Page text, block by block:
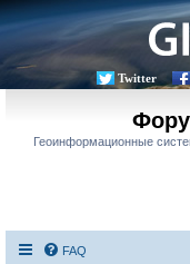
Twitter
Геоинформационные
FAQ